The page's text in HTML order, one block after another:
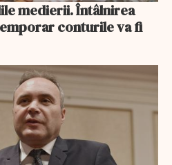
medierii. Întâlnirea
conturile va fi